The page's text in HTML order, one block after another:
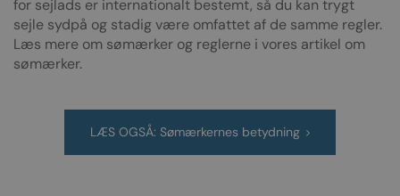
for sejlads er internationalt bestemt, så du kan trygt
sejle sydpå og stadig være omfattet af de samme regler.
Læs mere om sømærker og reglerne i vores artikel om
sømærker.
LÆS OGSÅ: Sømærkernes betydning